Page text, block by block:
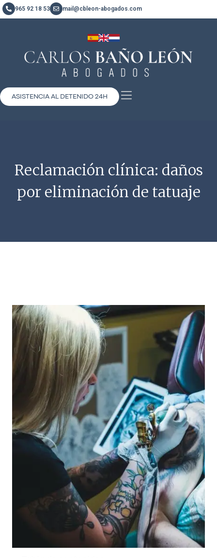
965 92 18 53 mail@cbleon-abogados.com
ASISTENCIA AL DETENIDO 24H
Reclamación clínica: daños
por eliminación de tatuaje